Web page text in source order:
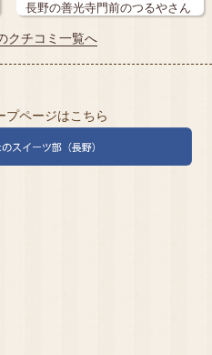
長野の善光寺門前のつるやさん
の酒饅頭〜 …
クチコミ一覧へ
プページはこちら